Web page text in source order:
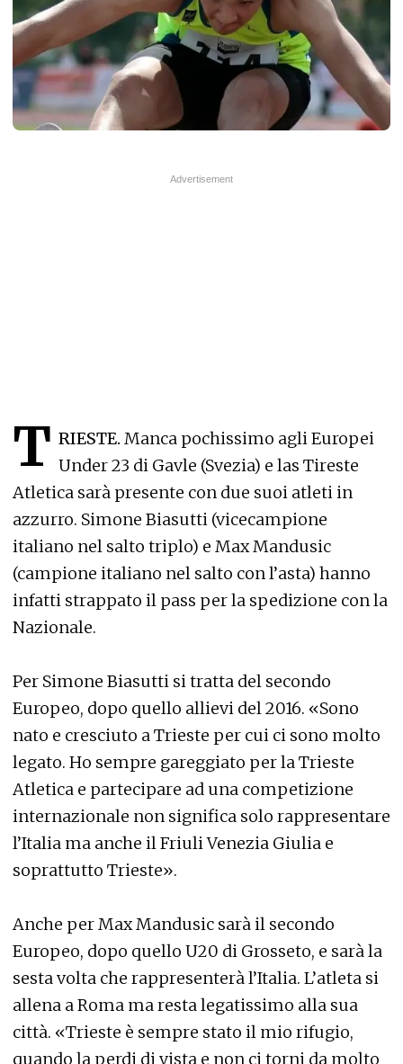
T RIESTE. Manca pochissimo agli Europei
Under 23 di Gavle (Svezia) e las Tireste
Atletica sarà presente con due suoi atleti in
azzurro. Simone Biasutti (vicecampione
italiano nel salto triplo) e Max Mandusic
(campione italiano nel salto con l’asta) hanno
infatti strappato il pass per la spedizione con la
Nazionale.
Per Simone Biasutti si tratta del secondo
Europeo, dopo quello allievi del 2016. «Sono
nato e cresciuto a Trieste per cui ci sono molto
legato. Ho sempre gareggiato per la Trieste
Atletica e partecipare ad una competizione
internazionale non significa solo rappresentare
l’Italia ma anche il Friuli Venezia Giulia e
soprattutto Trieste».
Anche per Max Mandusic sarà il secondo
Europeo, dopo quello U20 di Grosseto, e sarà la
sesta volta che rappresenterà l’Italia. L’atleta si
allena a Roma ma resta legatissimo alla sua
città. «Trieste è sempre stato il mio rifugio,
quando la perdi di vista e non ci torni da molto